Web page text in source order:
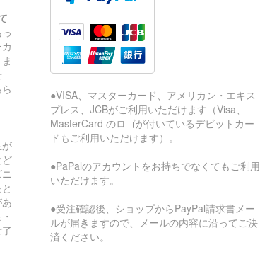
●VISA、マスターカード、アメリカン・エキス
プレス、JCBがご利用いただけます（Visa、
MasterCard のロゴが付いているデビットカー
ドもご利用いただけます）。
●PaPalのアカウントをお持ちでなくてもご利用
いただけます。
●受注確認後、ショップからPayPal請求書メー
ルが届きますので、メールの内容に沿ってご決
済ください。